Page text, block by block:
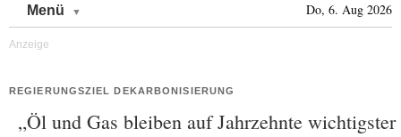
Menü Do, 6. Aug 2026
REGIERUNGSZIEL DEKARBONISIERUNG
„Öl und Gas bleiben auf Jahrzehnte wichtigster